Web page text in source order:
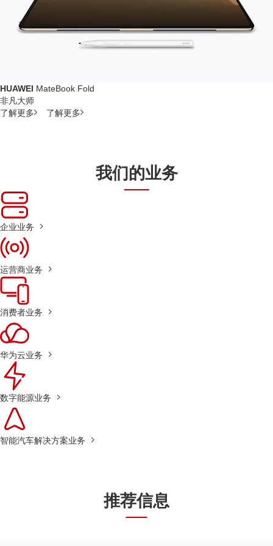
HUAWEI MateBook Fold
非凡大师
了解更多
了解更多
我们的业务
企业业务
运营商业务
消费者业务
华为云业务
数字能源业务
智能汽车解决方案业务
推荐信息